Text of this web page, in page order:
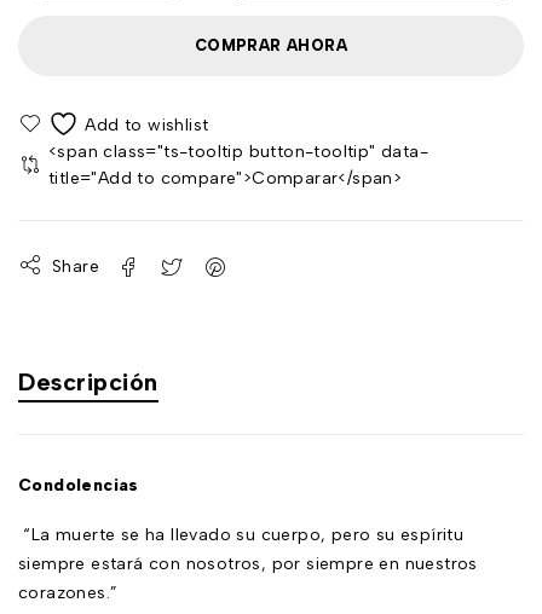
COMPRAR AHORA
<span class="ts-tooltip button-tooltip" data-
title="Add to compare">Comparar</span>
Share
Descripción
Condolencias
“La muerte se ha llevado su cuerpo, pero su espíritu
siempre estará con nosotros, por siempre en nuestros
corazones.”